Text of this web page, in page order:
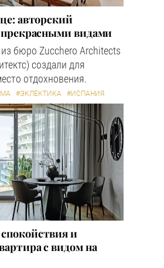
авторский
прекрасными видами
бюро Zucchero Architects
создали для
отдохновения.
#ЭКЛЕКТИКА #ИСПАНИЯ
и
с видом на